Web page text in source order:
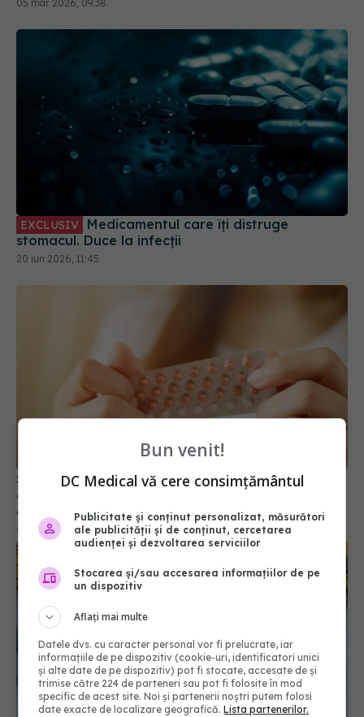
stomacul. Duce la infecții
Studiu pe 3 milioane de femei: unele
de meningiom, cea mai frecventă tumoră
cerebrală
02 iul 2026, 23:47
Avertisment pentru cei care folosesc noile pastile
pentru slăbit. Greșeala făcută de mulți la micul
dejun
Bun venit!
DC Medical vă cere consimțământul
Publicitate și conținut personalizat, măsurători
ale publicității și de conținut, cercetarea
audienței și dezvoltarea serviciilor
Stocarea și/sau accesarea informațiilor de pe
un dispozitiv
Aflați mai multe
Datele dvs. cu caracter personal vor fi prelucrate, iar
informațiile de pe dispozitiv (cookie-uri, identificatori unici
și alte date de pe dispozitiv) pot fi stocate, accesate de și
trimise către 224 de parteneri sau pot fi folosite în mod
specific de acest site. Noi și partenerii noștri putem folosi
date exacte de localizare geografică.Lista partenerilor.